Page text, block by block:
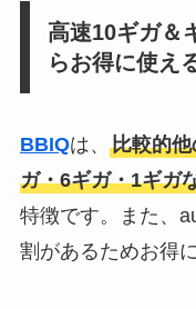
高速10ギガ＆
らお得に使え
BBIQは、 比較的
ガ・6ギガ・1ギガ
特徴です。また、
割があるためお得